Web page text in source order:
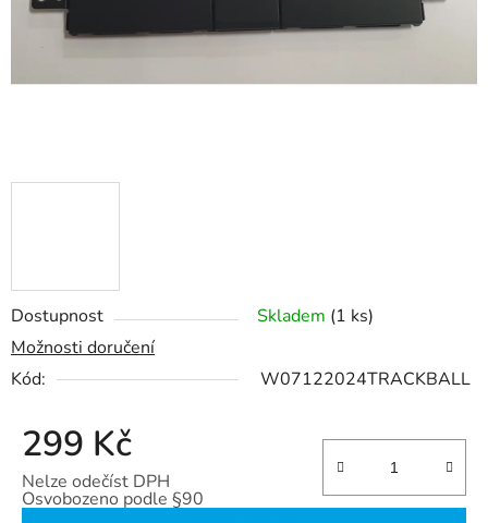
Dostupnost Skladem (1 ks)
Možnosti doručení
Kód:
W07122024TRACKBALL
299 Kč
Nelze odečíst DPH
Osvobozeno podle §90